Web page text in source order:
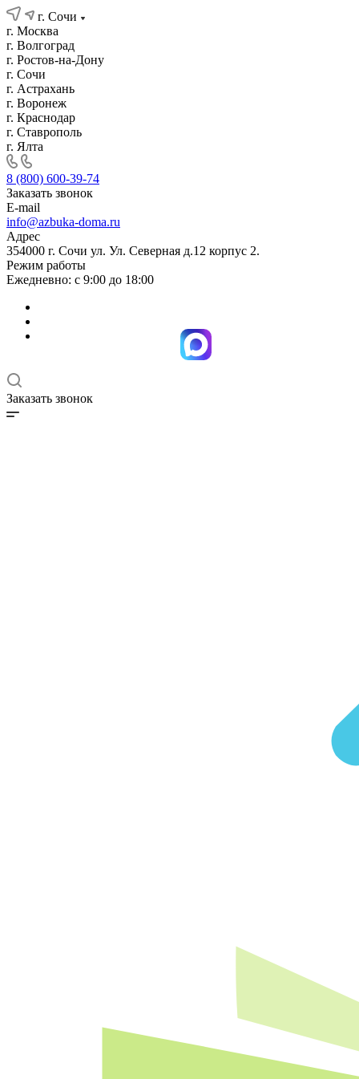
г. Сочи
г. Москва
г. Волгоград
г. Ростов-на-Дону
г. Сочи
г. Астрахань
г. Воронеж
г. Краснодар
г. Ставрополь
г. Ялта
8 (800) 600-39-74
Заказать звонок
E-mail
info@azbuka-doma.ru
Адрес
354000 г. Сочи ул. Ул. Северная д.12 корпус 2.
Режим работы
Ежедневно: с 9:00 до 18:00
Заказать звонок